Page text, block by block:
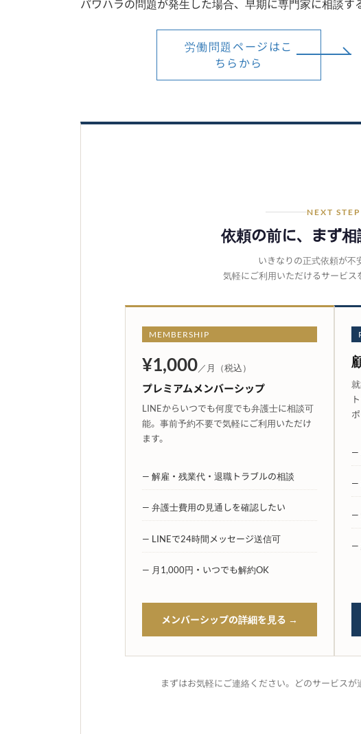
パワハラの問題が発生した場合、早期に専門家に相談す
労働問題ページはこ
ちらから
NEXT STEP
依頼の前に、まず
いきなりの正式依頼が不
気軽にご利用いただけるサービス
MEMBERSHIP
¥1,000／月（税込）
プレミアムメンバーシップ
LINEからいつでも何度でも弁護士に相談可
能。事前予約不要で気軽にご利用いただけ
ます。
— 解雇・残業代・退職トラブルの相談
— 弁護士費用の見通しを確認したい
— LINEで24時間メッセージ送信可
— 月1,000円・いつでも解約OK
メンバーシップの詳細を見る →
—
—
—
—
まずはお気軽にご連絡ください。どのサービスが